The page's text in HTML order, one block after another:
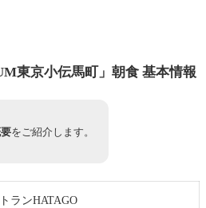
東京小伝馬町」朝食 基本情報
をご紹介します。
ランHATAGO